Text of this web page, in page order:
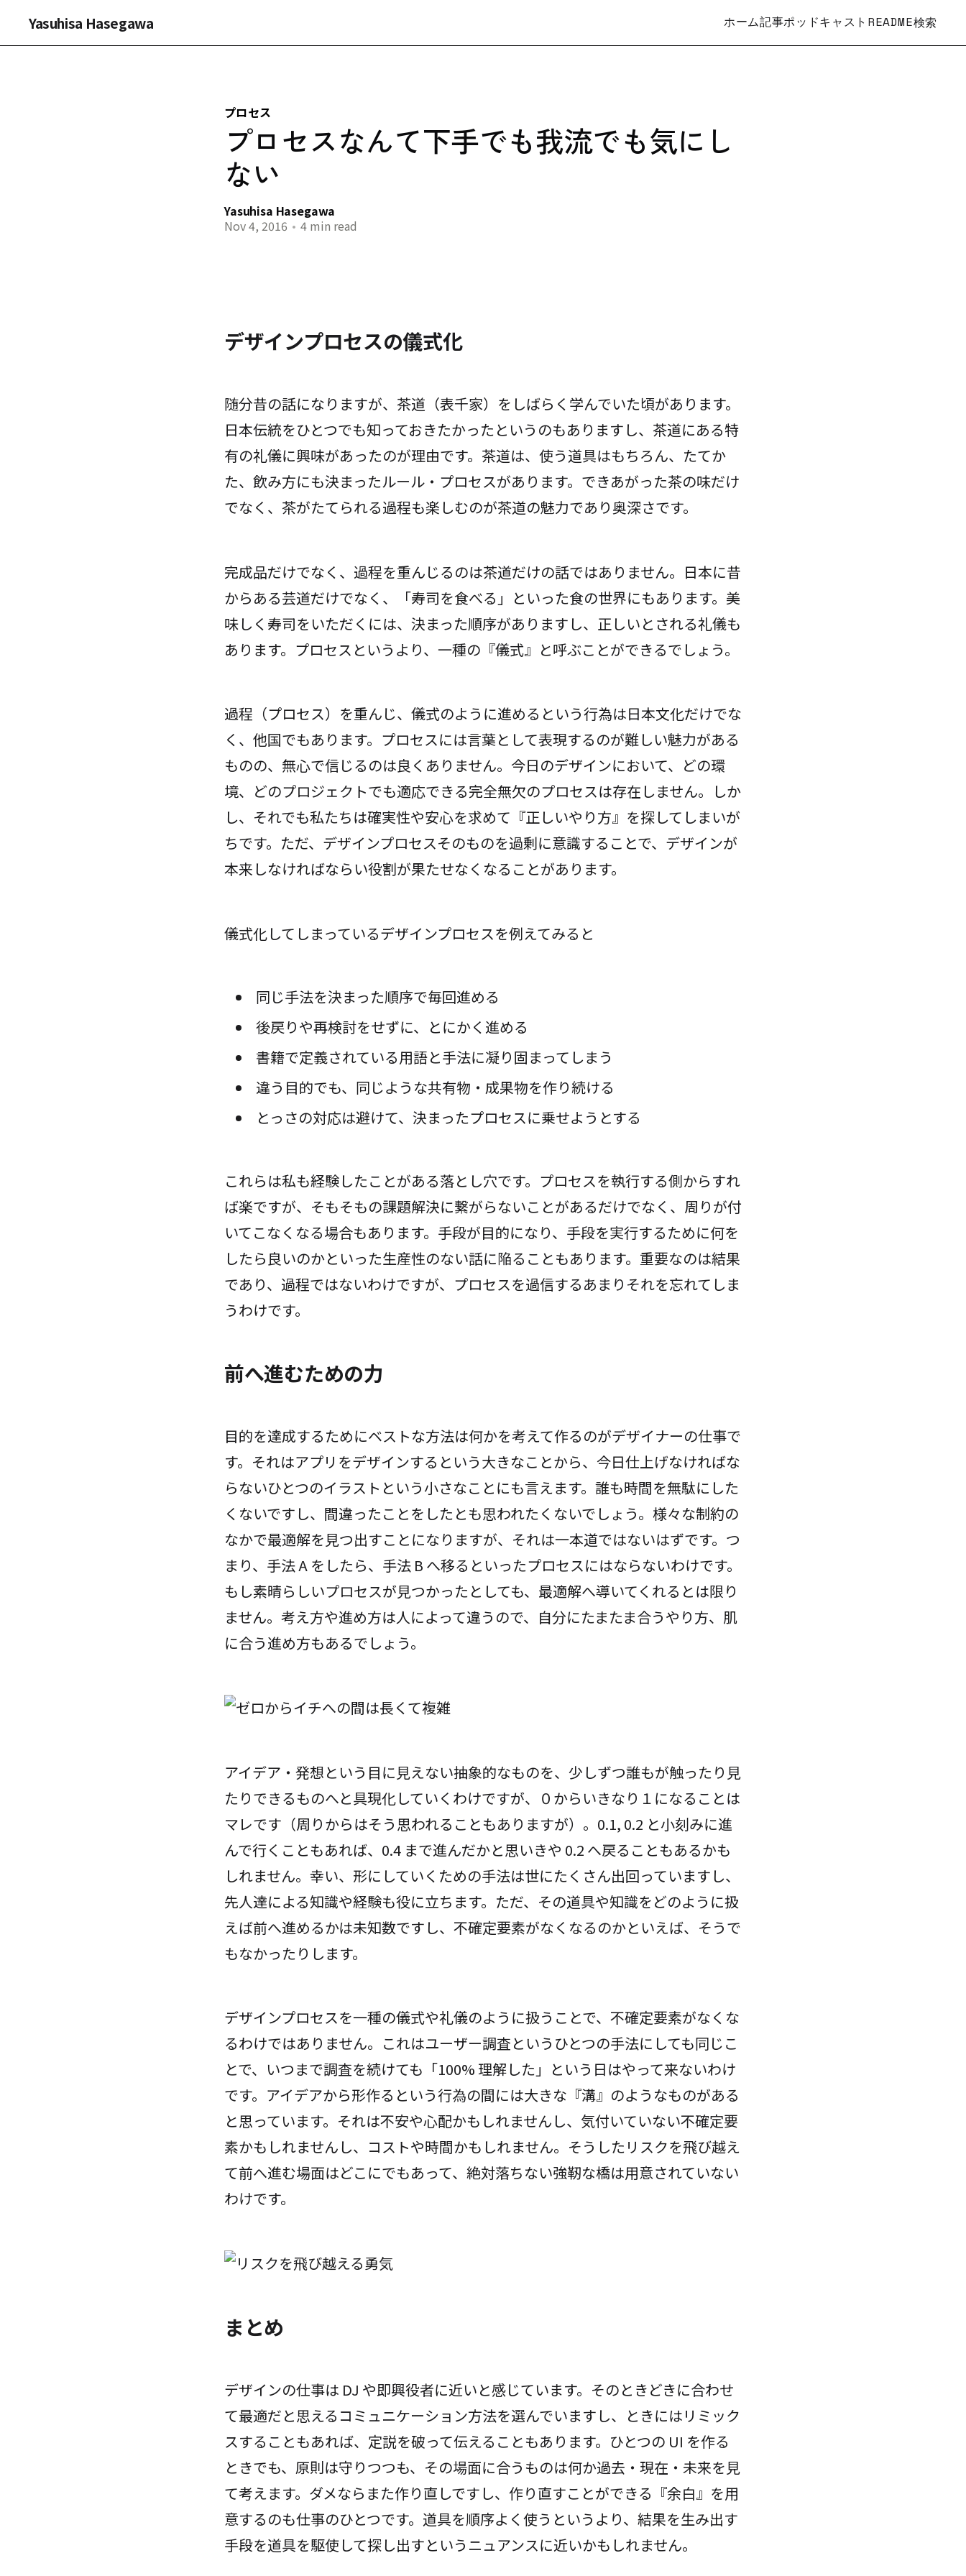
Yasuhisa Hasegawa ホーム記事ポッドキャスト README検索
プロセス
プロセスなんて下手でも我流でも気にし
ない
Yasuhisa Hasegawa
Nov 4, 2016 • 4 min read
デザインプロセスの儀式化
随分昔の話になりますが、茶道（表千家）をしばらく学んでいた頃があります。
日本伝統をひとつでも知っておきたかったというのもありますし、茶道にある特
有の礼儀に興味があったのが理由です。茶道は、使う道具はもちろん、たてか
た、飲み方にも決まったルール・プロセスがあります。できあがった茶の味だけ
でなく、茶がたてられる過程も楽しむのが茶道の魅力であり奥深さです。
完成品だけでなく、過程を重んじるのは茶道だけの話ではありません。日本に昔
からある芸道だけでなく、「寿司を食べる」といった食の世界にもあります。美
味しく寿司をいただくには、決まった順序がありますし、正しいとされる礼儀も
あります。プロセスというより、一種の『儀式』と呼ぶことができるでしょう。
過程（プロセス）を重んじ、儀式のように進めるという行為は日本文化だけでな
く、他国でもあります。プロセスには言葉として表現するのが難しい魅力がある
ものの、無心で信じるのは良くありません。今日のデザインにおいて、どの環
境、どのプロジェクトでも適応できる完全無欠のプロセスは存在しません。しか
し、それでも私たちは確実性や安心を求めて『正しいやり方』を探してしまいが
ちです。ただ、デザインプロセスそのものを過剰に意識することで、デザインが
本来しなければならい役割が果たせなくなることがあります。
儀式化してしまっているデザインプロセスを例えてみると
同じ手法を決まった順序で毎回進める
後戻りや再検討をせずに、とにかく進める
書籍で定義されている用語と手法に凝り固まってしまう
違う目的でも、同じような共有物・成果物を作り続ける
とっさの対応は避けて、決まったプロセスに乗せようとする
これらは私も経験したことがある落とし穴です。プロセスを執行する側からすれ
ば楽ですが、そもそもの課題解決に繋がらないことがあるだけでなく、周りが付
いてこなくなる場合もあります。手段が目的になり、手段を実行するために何を
したら良いのかといった生産性のない話に陥ることもあります。重要なのは結果
であり、過程ではないわけですが、プロセスを過信するあまりそれを忘れてしま
うわけです。
前へ進むための力
目的を達成するためにベストな方法は何かを考えて作るのがデザイナーの仕事で
す。それはアプリをデザインするという大きなことから、今日仕上げなければな
らないひとつのイラストという小さなことにも言えます。誰も時間を無駄にした
くないですし、間違ったことをしたとも思われたくないでしょう。様々な制約の
なかで最適解を見つ出すことになりますが、それは一本道ではないはずです。つ
まり、手法 A をしたら、手法 B へ移るといったプロセスにはならないわけです。
もし素晴らしいプロセスが見つかったとしても、最適解へ導いてくれるとは限り
ません。考え方や進め方は人によって違うので、自分にたまたま合うやり方、肌
に合う進め方もあるでしょう。
アイデア・発想という目に見えない抽象的なものを、少しずつ誰もが触ったり見
たりできるものへと具現化していくわけですが、０からいきなり１になることは
マレです（周りからはそう思われることもありますが）。0.1, 0.2 と小刻みに進
んで行くこともあれば、0.4 まで進んだかと思いきや 0.2 へ戻ることもあるかも
しれません。幸い、形にしていくための手法は世にたくさん出回っていますし、
先人達による知識や経験も役に立ちます。ただ、その道具や知識をどのように扱
えば前へ進めるかは未知数ですし、不確定要素がなくなるのかといえば、そうで
もなかったりします。
デザインプロセスを一種の儀式や礼儀のように扱うことで、不確定要素がなくな
るわけではありません。これはユーザー調査というひとつの手法にしても同じこ
とで、いつまで調査を続けても「100% 理解した」という日はやって来ないわけ
です。アイデアから形作るという行為の間には大きな『溝』のようなものがある
と思っています。それは不安や心配かもしれませんし、気付いていない不確定要
素かもしれませんし、コストや時間かもしれません。そうしたリスクを飛び越え
て前へ進む場面はどこにでもあって、絶対落ちない強靭な橋は用意されていない
わけです。
まとめ
デザインの仕事は DJ や即興役者に近いと感じています。そのときどきに合わせ
て最適だと思えるコミュニケーション方法を選んでいますし、ときにはリミック
スすることもあれば、定説を破って伝えることもあります。ひとつの UI を作る
ときでも、原則は守りつつも、その場面に合うものは何か過去・現在・未来を見
て考えます。ダメならまた作り直しですし、作り直すことができる『余白』を用
意するのも仕事のひとつです。道具を順序よく使うというより、結果を生み出す
手段を道具を駆使して探し出すというニュアンスに近いかもしれません。